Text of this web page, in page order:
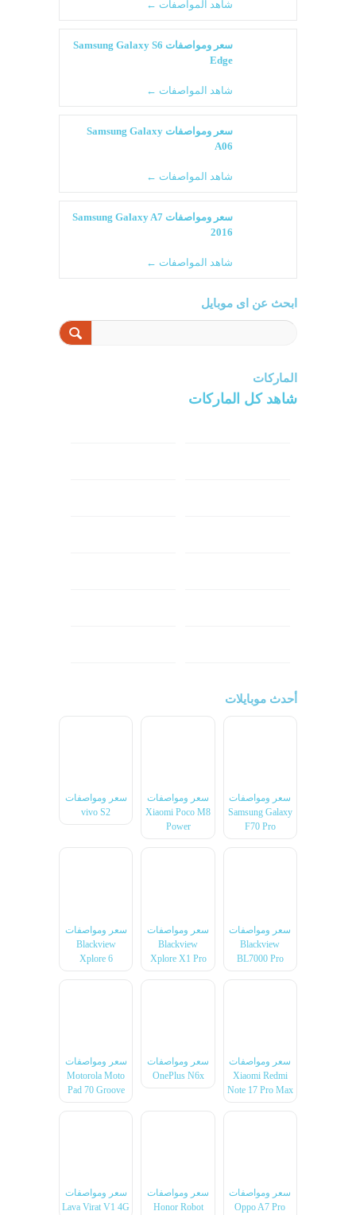
شاهد المواصفات ←
سعر ومواصفات Samsung Galaxy S6
Edge
شاهد المواصفات ←
سعر ومواصفات Samsung Galaxy
A06
شاهد المواصفات ←
سعر ومواصفات Samsung Galaxy A7
2016
شاهد المواصفات ←
ابحث عن اى موبايل
الماركات
شاهد كل الماركات
أحدث موبايلات
سعر ومواصفات
Samsung Galaxy
F70 Pro
سعر ومواصفات
Xiaomi Poco M8
Power
سعر ومواصفات
vivo S2
سعر ومواصفات
Blackview
BL7000 Pro
سعر ومواصفات
Blackview
Xplore X1 Pro
سعر ومواصفات
Blackview
Xplore 6
سعر ومواصفات
Xiaomi Redmi
Note 17 Pro Max
سعر ومواصفات
OnePlus N6x
سعر ومواصفات
Motorola Moto
Pad 70 Groove
سعر ومواصفات
Oppo A7 Pro
سعر ومواصفات
Honor Robot
سعر ومواصفات
Lava Virat V1 4G